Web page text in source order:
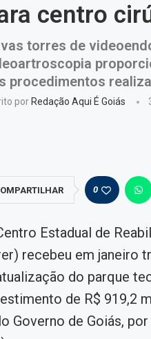
centro
torres de
procedimentos
por Redação Aqui É Goiás
0
Estadual de
recebeu em janeiro
do parque
de R$ 919,2
Governo de Goiás,